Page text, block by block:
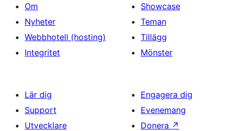
Om
Nyheter
Webbhotell (hosting)
Integritet
Showcase
Teman
Tillägg
Mönster
Lär dig
Support
Utvecklare
Engagera dig
Evenemang
Donera ↗